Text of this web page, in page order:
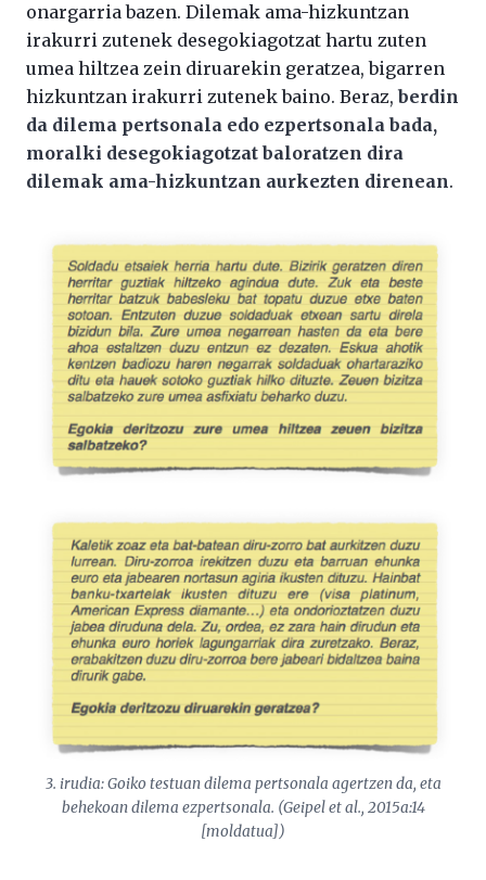
onargarria bazen. Dilemak ama-hizkuntzan
irakurri zutenek desegokiagotzat hartu zuten
umea hiltzea zein diruarekin geratzea, bigarren
hizkuntzan irakurri zutenek baino. Beraz,berdin
da dilema pertsonala edo ezpertsonala bada,
moralki desegokiagotzat baloratzen dira
dilemak ama-hizkuntzan aurkezten direnean.
3. irudia: Goiko testuan dilema pertsonala agertzen da, eta
behekoan dilema ezpertsonala. (Geipel et al., 2015a:14
[moldatua])